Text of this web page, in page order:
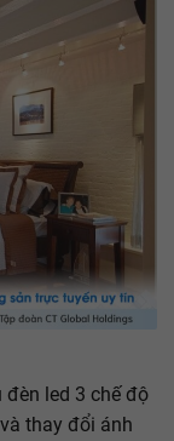
đèn led 3 chế độ
thay đổi ánh